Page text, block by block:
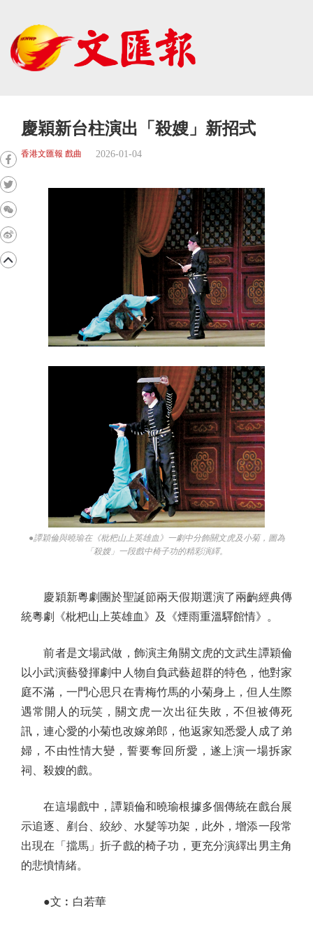
慶穎新台柱演出「殺嫂」新招式
香港文匯報 戲曲 2026-01-04
●譚穎倫與曉瑜在《枇杷山上英雄血》一劇中分飾關文虎及小菊，圖為
「殺嫂」一段戲中椅子功的精彩演繹。
慶穎新粵劇團於聖誕節兩天假期選演了兩齣經典傳
統粵劇《枇杷山上英雄血》及《煙雨重溫驛館情》。
前者是文場武做，飾演主角關文虎的文武生譚穎倫
以小武演藝發揮劇中人物自負武藝超群的特色，他對家
庭不滿，一門心思只在青梅竹馬的小菊身上，但人生際
遇常開人的玩笑，關文虎一次出征失敗，不但被傳死
訊，連心愛的小菊也改嫁弟郎，他返家知悉愛人成了弟
婦，不由性情大變，誓要奪回所愛，遂上演一場拆家
祠、殺嫂的戲。
在這場戲中，譚穎倫和曉瑜根據多個傳統在戲台展
示追逐、剷台、絞紗、水髮等功架，此外，增添一段常
出現在「擋馬」折子戲的椅子功，更充分演繹出男主角
的悲憤情緒。
●文︰白若華